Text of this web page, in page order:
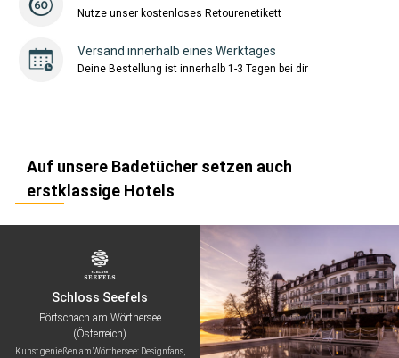
Nutze unser kostenloses Retourenetikett
Versand innerhalb eines Werktages
Deine Bestellung ist innerhalb 1-3 Tagen bei dir
Auf unsere Badetücher setzen auch
erstklassige Hotels
Schloss Seefels
Pörtschach am Wörthersee
(Österreich)
Kunst genießen am Wörthersee: Designfans,